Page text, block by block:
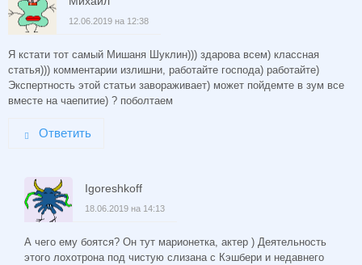
12.06.2019 на 12:38
Я кстати тот самый Мишаня Шуклин))) здарова всем) классная
статья))) комментарии излишни, работайте господа) работайте)
Экспертность этой статьи завораживает) может пойдемте в зум все
вместе на чаепитие) ? поболтаем
Ответить
Igoreshkoff
18.06.2019 на 14:13
А чего ему боятся? Он тут марионетка, актер ) Деятельность
этого лохотрона под чистую слизана с Кэшбери и недавнего